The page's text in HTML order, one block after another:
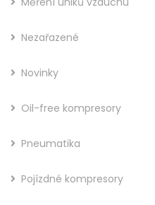
Nezařazené
Novinky
Oil-free kompresory
Pneumatika
Pojízdné kompresory